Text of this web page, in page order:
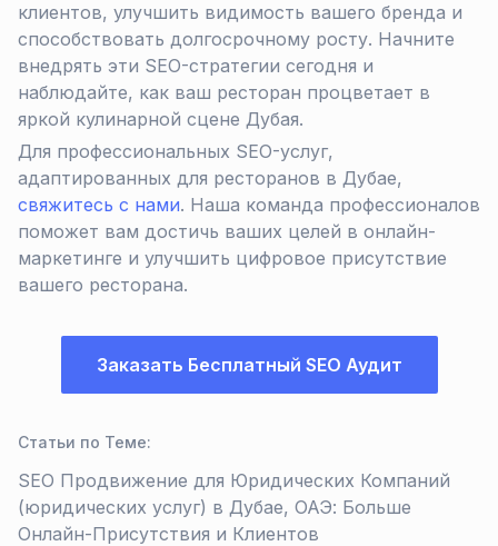
клиентов, улучшить видимость вашего бренда и
способствовать долгосрочному росту. Начните
внедрять эти SEO-стратегии сегодня и
наблюдайте, как ваш ресторан процветает в
яркой кулинарной сцене Дубая.
Для профессиональных SEO-услуг,
адаптированных для ресторанов в Дубае,
свяжитесь с нами. Наша команда профессионалов
поможет вам достичь ваших целей в онлайн-
маркетинге и улучшить цифровое присутствие
вашего ресторана.
Заказать Бесплатный SEO Аудит
Статьи по Теме:
SEO Продвижение для Юридических Компаний
(юридических услуг) в Дубае, ОАЭ: Больше
Онлайн-Присутствия и Клиентов